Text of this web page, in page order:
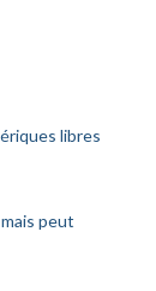
libres
peut